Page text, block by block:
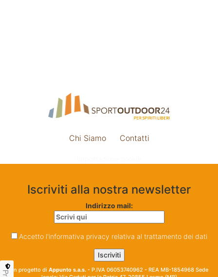
Chi Siamo Contatti
Iscriviti alla nostra newsletter
Indirizzo mail:
Accetto l'informativa privacy relativa al trattamento dei dati
Un progetto di Appunto s.a.s. - P.IVA 06053740962 - REA MB-1854968 Sede